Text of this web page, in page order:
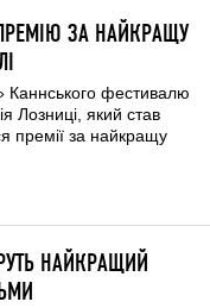
ЗА НАЙКРАЩУ
Каннського фестивалю
Лозниці, який став
премії за найкращу
НАЙКРАЩИЙ